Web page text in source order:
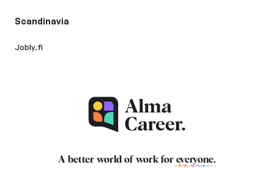
Scandinavia
Jobly.fi
A better world of work for everyone.